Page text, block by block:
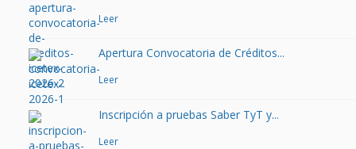
Leer
Apertura Convocatoria de Créditos...
Leer
Inscripción a pruebas Saber TyT y...
Leer